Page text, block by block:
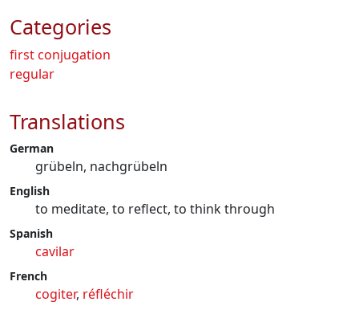
Categories
first conjugation
regular
Translations
German
grübeln, nachgrübeln
English
to meditate, to reflect, to think through
Spanish
cavilar
French
cogiter, réfléchir